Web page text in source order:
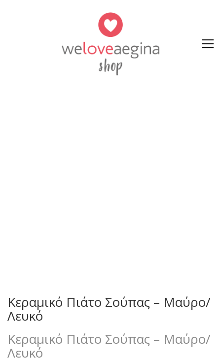
Κεραμικό Πιάτο Σούπας – Μαύρο/
Λευκό
Κεραμικό Πιάτο Σούπας – Μαύρο/
Λευκό